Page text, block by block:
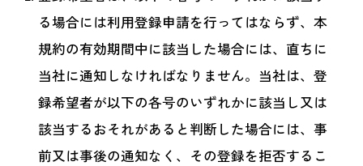
る場合には利用登録申請を行ってはならず、本
規約の有効期間中に該当した場合には、直ちに
当社に通知しなければなりません。当社は、登
録希望者が以下の各号のいずれかに該当し又は
該当するおそれがあると判断した場合には、事
前又は事後の通知なく、その登録を拒否するこ